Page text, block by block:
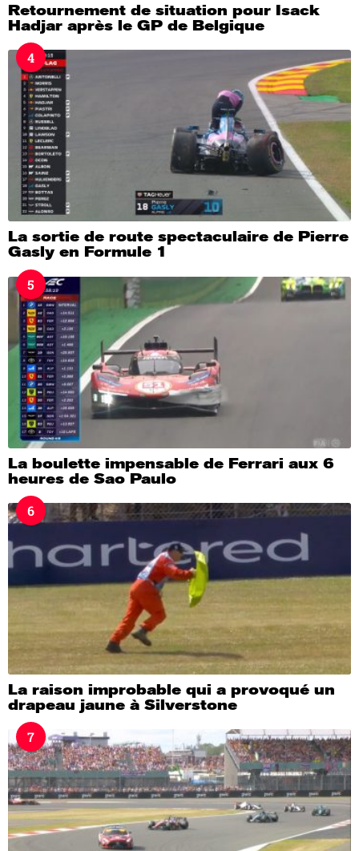
Retournement de situation pour Isack
Hadjar après le GP de Belgique
4
La sortie de route spectaculaire de Pierre
Gasly en Formule 1
5
La boulette impensable de Ferrari aux 6
heures de Sao Paulo
6
La raison improbable qui a provoqué un
drapeau jaune à Silverstone
7